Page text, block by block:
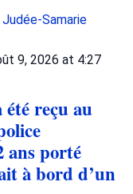
Judée-Samarie
9, 2026 at 4:27
reçu au
ans porté
à bord d’un